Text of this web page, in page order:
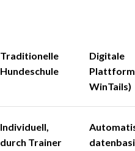
Traditionelle
Hundeschule
Digitale
WinTails)
Individuell,
durch Trainer